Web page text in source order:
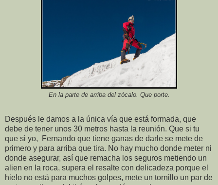
En la parte de arriba del zócalo. Que porte.
Después le damos a la única vía que está formada, que
debe de tener unos 30 metros hasta la reunión. Que si tu
que si yo, Fernando que tiene ganas de darle se mete de
primero y para arriba que tira. No hay mucho donde meter ni
donde asegurar, así que remacha los seguros metiendo un
alien en la roca, supera el resalte con delicadeza porque el
hielo no está para muchos golpes, mete un tornillo un par de